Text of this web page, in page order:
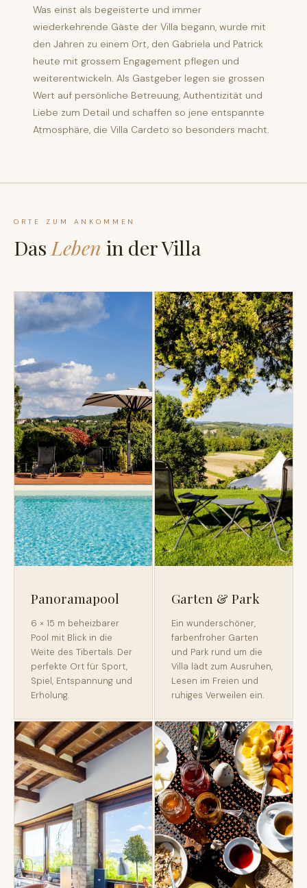
Was einst als begeisterte und immer
wiederkehrende Gäste der Villa begann, wurde mit
den Jahren zu einem Ort, den Gabriela und Patrick
heute mit grossem Engagement pflegen und
weiterentwickeln. Als Gastgeber legen sie grossen
Wert auf persönliche Betreuung, Authentizität und
Liebe zum Detail und schaffen so jene entspannte
Atmosphäre, die Villa Cardeto so besonders macht.
ORTE ZUM ANKOMMEN
Das Leben in der Villa
Panoramapool
6 × 15 m beheizbarer
Pool mit Blick in die
Weite des Tibertals. Der
perfekte Ort für Sport,
Spiel, Entspannung und
Erholung.
Garten & Park
Ein wunderschöner,
farbenfroher Garten
und Park rund um die
Villa lädt zum Ausruhen,
Lesen im Freien und
ruhiges Verweilen ein.